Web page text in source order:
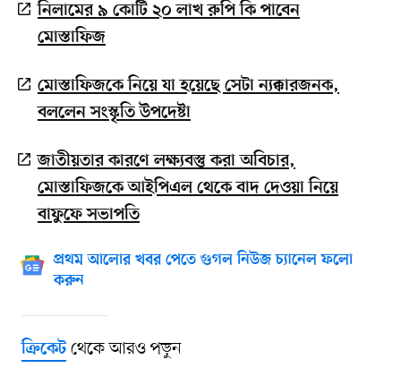
নিলামের ৯ কোটি ২০ লাখ রুপি কি পাবেন
মোস্তাফিজ
মোস্তাফিজকে নিয়ে যা হয়েছে সেটা ন্যক্কারজনক,
বললেন সংস্কৃতি উপদেষ্টা
জাতীয়তার কারণে লক্ষ্যবস্তু করা অবিচার,
মোস্তাফিজকে আইপিএল থেকে বাদ দেওয়া নিয়ে
বাফুফে সভাপতি
প্রথম আলোর খবর পেতে গুগল নিউজ চ্যানেল ফলো
করুন
ক্রিকেটথেকে আরও পড়ুন